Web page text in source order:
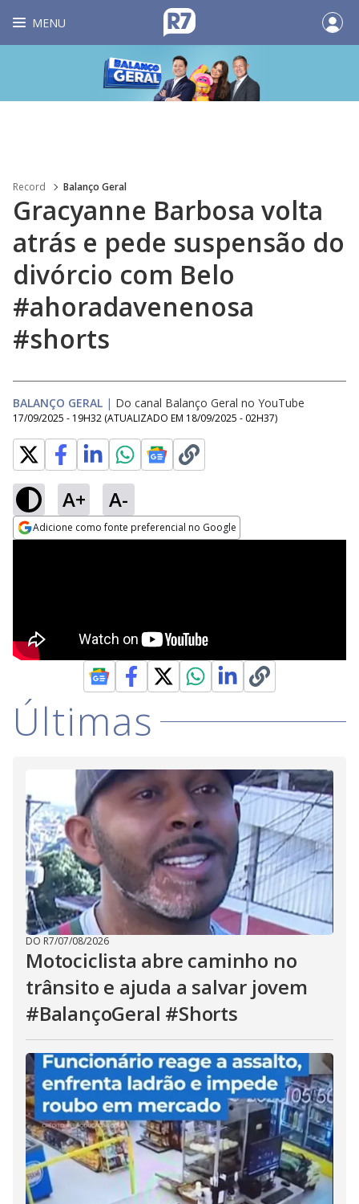
MENU
Record Balanço Geral
Gracyanne Barbosa volta
atrás e pede suspensão do
divórcio com Belo
#ahoradavenenosa
#shorts
BALANÇO GERAL | Do canal Balanço Geral no YouTube
17/09/2025 - 19H32 (ATUALIZADO EM 18/09/2025 - 02H37)
A+ A-
Adicione como fonte preferencial no Google
Últimas
DO R7/07/08/2026
Motociclista abre caminho no
trânsito e ajuda a salvar jovem
#BalançoGeral #Shorts